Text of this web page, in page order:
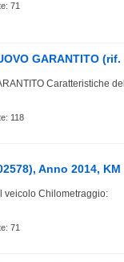
71
GARANTITO (rif.
Caratteristiche del
118
Anno 2014, KM
veicolo Chilometraggio:
71